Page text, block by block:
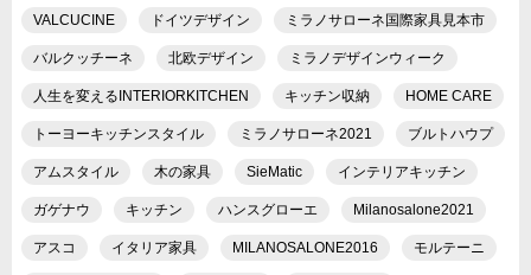
VALCUCINE ドイツデザイン ミラノサローネ国際家具見本市
バルクッチーネ 北欧デザイン ミラノデザインウィーク
人生を変えるINTERIORKITCHEN キッチン収納 HOME CARE
トーヨーキッチンスタイル ミラノサローネ2021 ブルトハウプ
アムスタイル 木の家具 SieMatic インテリアキッチン
ガゲナウ キッチン ハンスグローエ Milanosalone2021
アスコ イタリア家具 MILANOSALONE2016 モルテーニ